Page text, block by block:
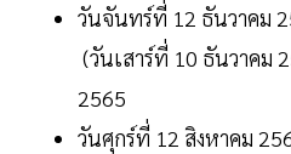
วันจันทร์ที่ 12 ธันวาคม
(วันเสาร์ที่ 10 ธันวาคม
2565
วันศุกร์ที่ 12 สิงหาคม